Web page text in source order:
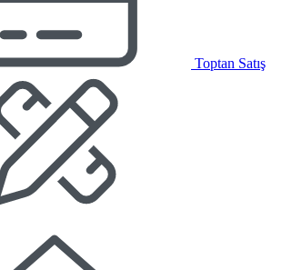
Toptan Satış